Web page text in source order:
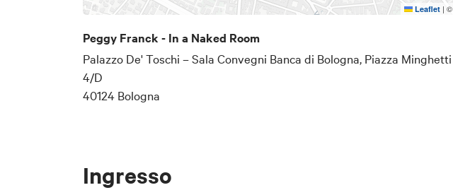
Leaflet | ©
Peggy Franck - In a Naked Room
Palazzo De' Toschi – Sala Convegni Banca di Bologna, Piazza Minghetti
4/D
40124 Bologna
Ingresso